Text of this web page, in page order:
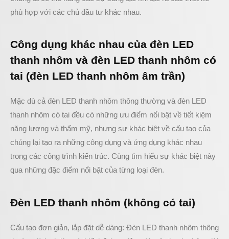
phù hợp với các chủ đầu tư khác nhau.
Công dụng khác nhau của đèn LED
thanh nhôm và đèn LED thanh nhôm có
tai (đèn LED thanh nhôm âm trần)
Mặc dù cả đèn LED thanh nhôm thông thường và đèn LED
thanh nhôm có tai đều có những ưu điểm nổi bật về tiết kiệm
năng lượng và thẩm mỹ, nhưng sự khác biệt về cấu tạo của
chúng lại tạo ra những công dụng và ứng dụng khác nhau
trong các công trình kiến trúc. Cùng tìm hiểu sự khác biệt này
qua những đặc điểm nổi bật của từng loại đèn.
Đèn LED thanh nhôm (không có tai)
Cấu tạo đơn giản, lắp đặt dễ dàng: Đèn LED thanh nhôm thông